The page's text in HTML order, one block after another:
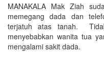
MANAKALA Mak Ziah
memegang dada dan
terjatuh atas tanah.
menyebabkan wanita tua
mengalami sakit dada.